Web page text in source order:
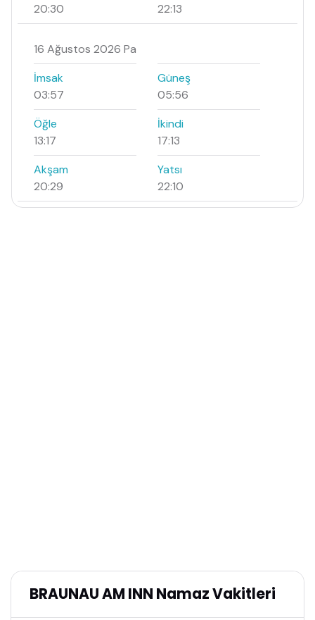
20:30
22:13
16 Ağustos 2026 Pa
İmsak
03:57
Güneş
05:56
Öğle
13:17
İkindi
17:13
Akşam
20:29
Yatsı
22:10
BRAUNAU AM INN Namaz Vakitleri